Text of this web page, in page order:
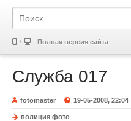
Полная версия сайта
Служба 017
fotomaster 19-05-2008, 22:04
полиция фото